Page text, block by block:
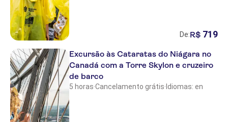
De:R$ 719
Excursão às Cataratas do Niágara no
Canadá com a Torre Skylon e cruzeiro
de barco
5 horas·Cancelamento grátis· Idiomas: en